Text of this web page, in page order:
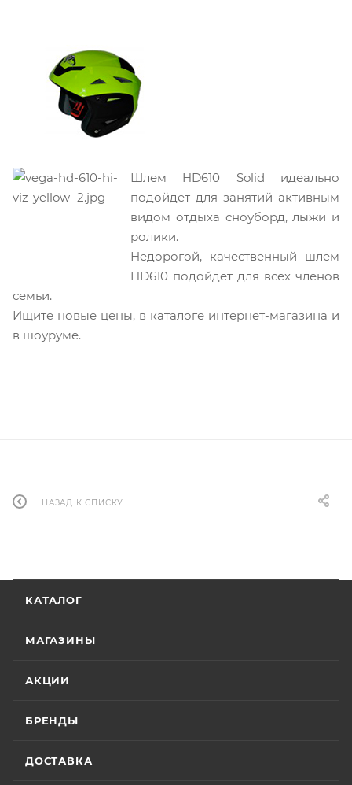
Шлем HD610 Solid идеально
подойдет для занятий активным
видом отдыха сноуборд, лыжи и
ролики.
Недорогой, качественный шлем
HD610 подойдет для всех членов
семьи.
Ищите новые цены, в каталоге интернет-магазина и
в шоуруме.
НАЗАД К СПИСКУ
КАТАЛОГ
МАГАЗИНЫ
АКЦИИ
БРЕНДЫ
ДОСТАВКА